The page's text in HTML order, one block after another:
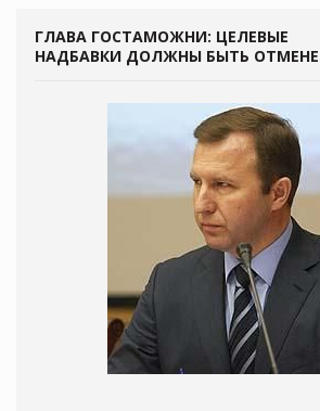
ГЛАВА ГОСТАМОЖНИ: ЦЕЛЕВЫЕ
НАДБАВКИ ДОЛЖНЫ БЫТЬ